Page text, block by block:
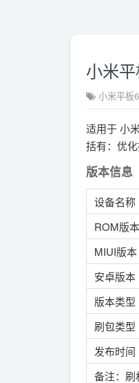
小米
小米平板
适用于 小
括有：优
版本信息
设备名称
ROM版本
MIUI版本
安卓版本
版本类型
刷包类型
发布时间
备注：刷